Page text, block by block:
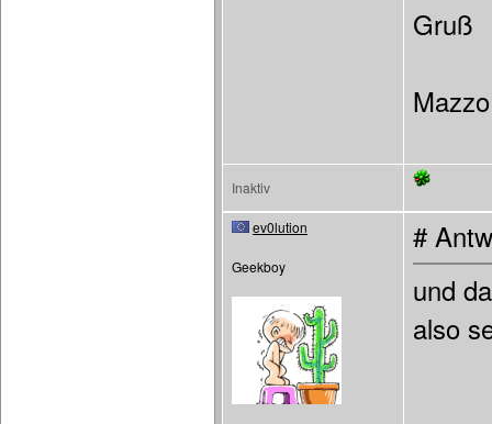
Gruß
Mazzo
Inaktiv
ev0lution
Geekboy
#
und
also